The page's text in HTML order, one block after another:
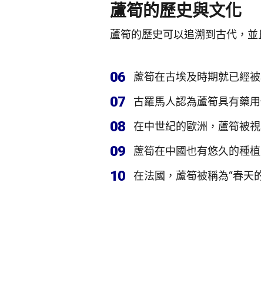
蘆筍的歷史與文化
蘆筍的歷史可以追溯到古代，
06 蘆筍在古埃及時期就已經
07 古羅馬人認為蘆筍具有藥
08 在中世紀的歐洲，蘆筍被
09 蘆筍在中國也有悠久的種
10 在法國，蘆筍被稱為“春天